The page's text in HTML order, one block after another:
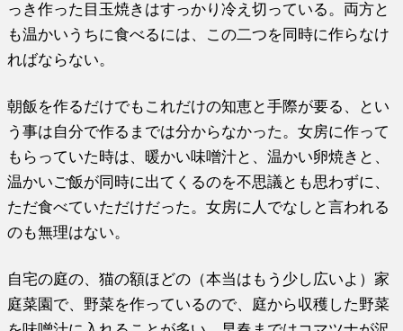
っき作った目玉焼きはすっかり冷え切っている。両方と
も温かいうちに食べるには、この二つを同時に作らなけ
ればならない。
朝飯を作るだけでもこれだけの知恵と手際が要る、とい
う事は自分で作るまでは分からなかった。女房に作って
もらっていた時は、暖かい味噌汁と、温かい卵焼きと、
温かいご飯が同時に出てくるのを不思議とも思わずに、
ただ食べていただけだった。女房に人でなしと言われる
のも無理はない。
自宅の庭の、猫の額ほどの（本当はもう少し広いよ）家
庭菜園で、野菜を作っているので、庭から収穫した野菜